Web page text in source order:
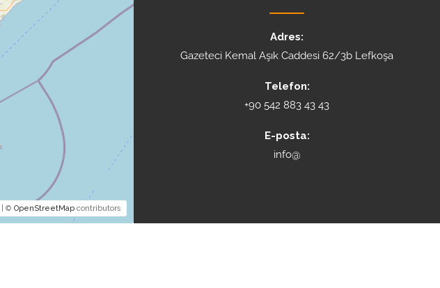
| © OpenStreetMap contributors
Adres:
Gazeteci Kemal Aşık Caddesi 62/3b Lefkoşa
Telefon:
+90 542 883 43 43
E-posta:
info@